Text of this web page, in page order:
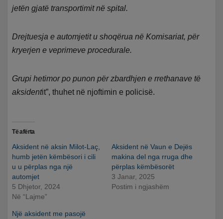
jetën gjatë transportimit në spital.
Drejtuesja e automjetit u shoqërua në Komisariat, për
kryerjen e veprimeve procedurale.
Grupi hetimor po punon për zbardhjen e rrethanave të
aksidentit”, thuhet në njoftimin e policisë.
Të afërta
Aksident në aksin Milot-Laç,
humb jetën këmbësori i cili
u u përplas nga një
automjet
5 Dhjetor, 2024
Në “Lajme”
Aksident në Vaun e Dejës
makina del nga rruga dhe
përplas këmbësorët
3 Janar, 2025
Postim i ngjashëm
Një aksident me pasojë